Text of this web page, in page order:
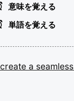
意味を覚える
単語を覚える
create a seamless